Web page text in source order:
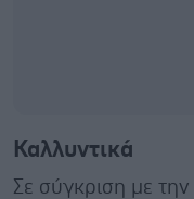
Καλλυντικά
Σε σύγκριση με